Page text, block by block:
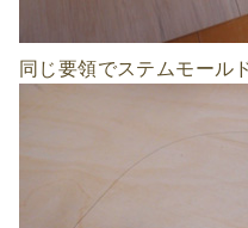
同じ要領でステムモール